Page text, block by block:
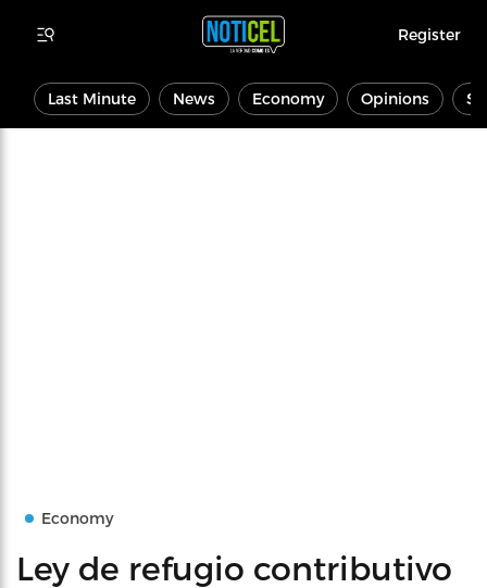
Register
Last Minute News Economy Opinions
Economy
Ley de refugio contributivo